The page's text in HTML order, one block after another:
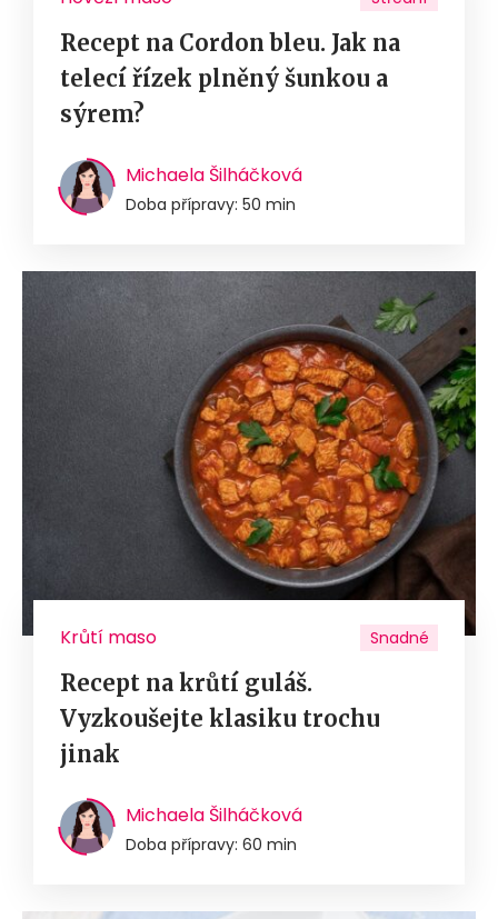
Recept na Cordon bleu. Jak na
telecí řízek plněný šunkou a
sýrem?
Michaela Šilháčková
Doba přípravy: 50 min
Krůtí maso Snadné
Recept na krůtí guláš.
Vyzkoušejte klasiku trochu
jinak
Michaela Šilháčková
Doba přípravy: 60 min